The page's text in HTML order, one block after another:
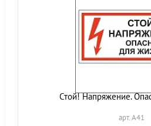
Стой! Напряжение.
арт. A41